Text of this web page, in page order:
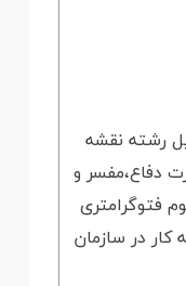
رشته نقشه
دفاع،مفسر و
فتوگرامتری
کار در سازمان